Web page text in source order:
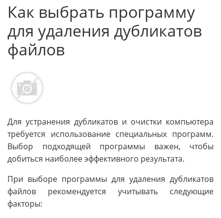
Как выбрать программу
для удаления дубликатов
файлов
Для устранения дубликатов и очистки компьютера
требуется использование специальных программ.
Выбор подходящей программы важен, чтобы
добиться наиболее эффективного результата.
При выборе программы для удаления дубликатов
файлов рекомендуется учитывать следующие
факторы: